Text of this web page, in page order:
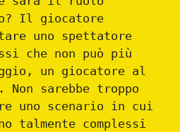
Il giocatore
uno spettatore
che non può più
un giocatore al
sarebbe troppo
uno scenario in cui
talmente complessi